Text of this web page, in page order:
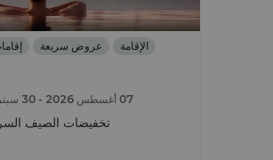
الإقامة عروض سريعة
07 أغسطس 2026 - 30 سبتمبر 2026
تخفيضات الصيف